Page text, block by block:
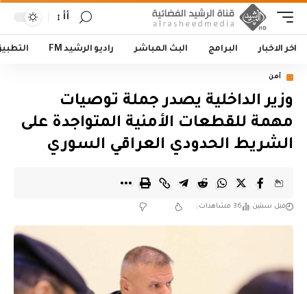
أأ
اخر الاخبار البرامج البث المباشر راديو الرشيد FM
أمن
‏وزير الداخلية يصدر جملة توصيات
مهمة للقطعات الأمنية المتواجدة على
الشريط الحدودي العراقي السوري‬
قبل سنتين 36 مشاهدات